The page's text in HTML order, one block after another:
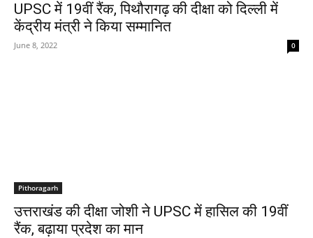
UPSC में 19वीं रैंक, पिथौरागढ़ की दीक्षा को दिल्ली में
केंद्रीय मंत्री ने किया सम्मानित
June 8, 2022 0
Pithoragarh
उत्तराखंड की दीक्षा जोशी ने UPSC में हासिल की 19वीं
रैंक, बढ़ाया प्रदेश का मान